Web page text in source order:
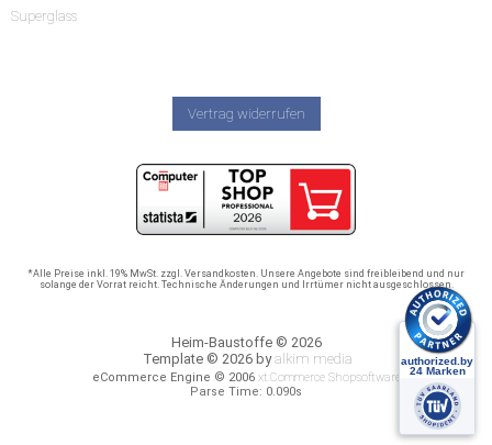
Superglass
Vertrag widerrufen
*Alle Preise inkl. 19% MwSt. zzgl. Versandkosten. Unsere Angebote sind freibleibend und nur
solange der Vorrat reicht. Technische Änderungen und Irrtümer nicht ausgeschlossen.
Heim-Baustoffe © 2026
Template © 2026 byalkim media
eCommerce Engine © 2006 xt:Commerce Shopsoftware
Parse Time: 0.090s